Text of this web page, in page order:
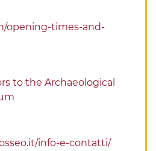
opening-times-and-
to the Archaeological
info-e-contatti/